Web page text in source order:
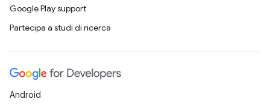
Google Play support
Partecipa a studi di ricerca
Android